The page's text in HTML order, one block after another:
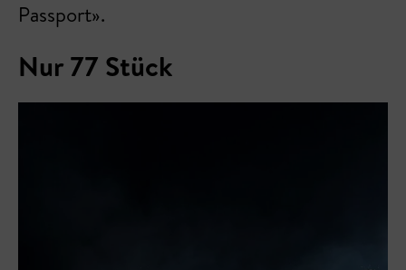
Passport».
Nur 77 Stück